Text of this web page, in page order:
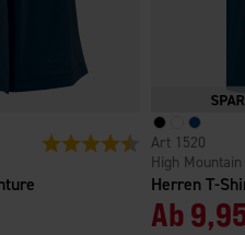
Bewertung: 4.7 von 5 Sternen
Herren T-
High Mountain
1520
Ab